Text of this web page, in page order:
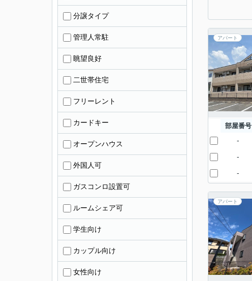
アパート
部屋番号
-
-
-
アパート
分譲タイプ
管理人常駐
眺望良好
二世帯住宅
フリーレント
カードキー
オープンハウス
外国人可
ガスコンロ設置可
ルームシェア可
学生向け
カップル向け
女性向け